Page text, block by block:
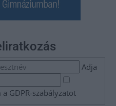
Adja
a GDPR-szabályzatot